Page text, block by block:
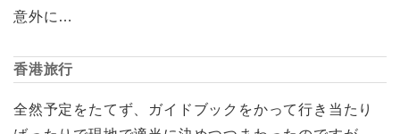
意外に…
香港旅行
全然予定をたてず、ガイドブックをかって行き当たり